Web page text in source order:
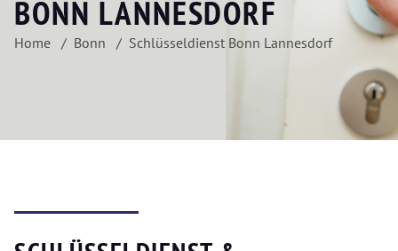
BONN LANNESDORF
Home Bonn Schlüsseldienst Bonn Lannesdorf